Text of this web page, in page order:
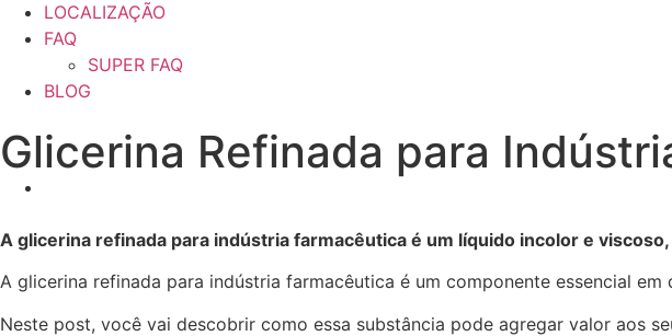
LOCALIZAÇÃO
FAQ
SUPER FAQ
BLOG
Glicerina Refinada para
A glicerina refinada para indústria farmacêutica é um líquido incolor e
A glicerina refinada para indústria farmacêutica é um componente essencial
Neste post, você vai descobrir como essa substância pode agregar valor aos